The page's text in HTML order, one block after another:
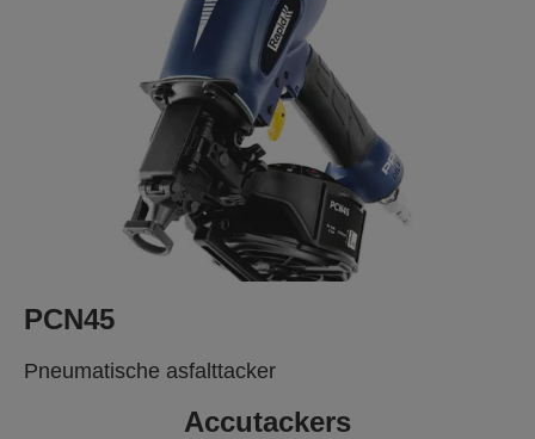
PCN45
Pneumatische asfalttacker
Accutackers